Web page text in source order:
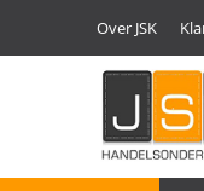
Over JSK